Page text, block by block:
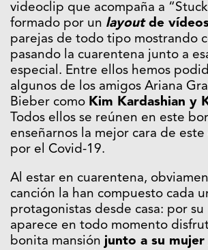
videoclip que acompaña a
formado por un layout de
parejas de todo tipo mostrando
pasando la cuarentena junto a
especial. Entre ellos hemos
algunos de los amigos Ariana
Bieber como Kim Kardashian y
Todos ellos se reúnen en este
enseñarnos la mejor cara de
por el Covid-19.
Al estar en cuarentena,
canción la han compuesto cada
protagonistas desde casa: por su
aparece en todo momento
bonita mansión junto a su mujer